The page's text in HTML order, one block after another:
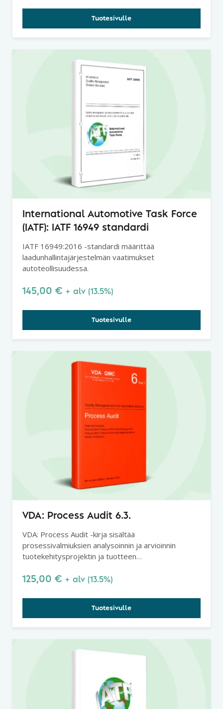
Tuotesivulle
International Automotive Task Force
(IATF): IATF 16949 standardi
IATF 16949:2016 -standardi määrittää
laadunhallintajärjestelmän vaatimukset
autoteollisuudessa.
145,00 € + alv (13.5%)
Tuotesivulle
VDA: Process Audit 6.3.
VDA: Process Audit -kirja sisältää
prosessivalmiuksien analysoinnin ja arvioinnin
tuotekehitysprojektin ja tuotteen
125,00 € + alv (13.5%)
Tuotesivulle